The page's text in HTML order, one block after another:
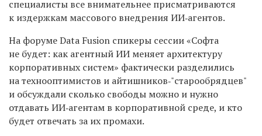
специалисты все внимательнее присматриваются
к издержкам массового внедрения ИИ‑агентов.
На форуме Data Fusion спикеры сессии «Софта
не будет: как агентный ИИ меняет архитектуру
корпоративных систем» фактически разделились
на технооптимистов и айтишников‑"старообрядцев"
и обсуждали сколько свободы можно и нужно
отдавать ИИ‑агентам в корпоративной среде, и кто
будет отвечать за их промахи.